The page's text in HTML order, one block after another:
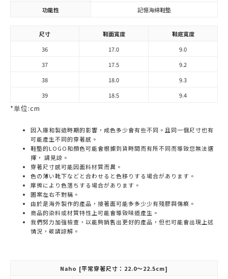
功能性
記憶海綿鞋墊
尺寸 鞋面寬度
鞋底寬度
36
17.0
9.0
37
17.5
9.2
38
18.0
9.3
39
18.5 9.4
*単位:cm
因入庫和製造時期的影響，成色多少會有些不同。且同一個尺寸也有
可能產生不同的穿著感。
鞋墊的LOGO和顏色可能會根據到貨時間而有所不同而導致您無法選
擇， 請見諒。
穿著尺寸感可能因面料材質而異。
色の薄い靴下などと合わせると色移りする場合があります。
摩擦により色落ちする場合があります。
圖案左右不對稱。
由於是海外製作的產品，接著面可能多多少少有殘膠與傷痕。
商品的染料或材質特性上可能會導致味道產生。
我們努力加強檢查，以能夠銷售出更好的產品，但也可能會出現上述
情況，敬請諒解。
Naho [平常穿著尺寸：22.0～22.5cm]